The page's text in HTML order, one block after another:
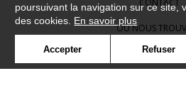
CONTACT
OÙ NOUS
CONTRACT
poursuivant la navigation sur ce site,
des cookies. En savoir plus
Accepter Refuser